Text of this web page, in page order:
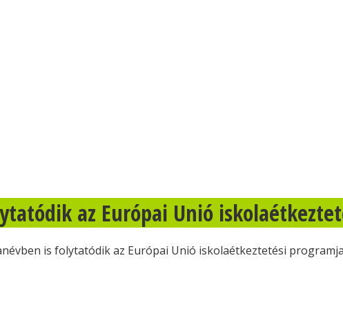
az Európai Unió
is folytatódik az Európai Unió iskolaétkeztetési programja